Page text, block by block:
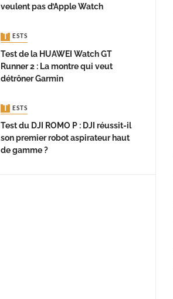
veulent pas d’Apple Watch
TESTS
Test de la HUAWEI Watch GT
Runner 2 : La montre qui veut
détrôner Garmin
TESTS
Test du DJI ROMO P : DJI réussit-il
son premier robot aspirateur haut
de gamme ?